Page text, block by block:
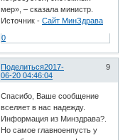
мер», – сказала министр.
Источник -Сайт МинЗдрава
0
Поделиться 9
2017-
06-20 04:46:04
Спасибо, Ваше сообщение
вселяет в нас надежду.
Информация из Минздрава?.
Но самое главноенпусть у